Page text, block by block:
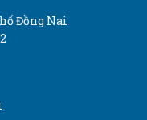
Đồng Nai